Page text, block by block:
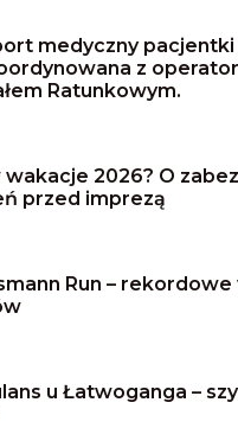
medyczny
z
Ratunkowym.
2026? O
przed imprezą
Run –
u Łatwoganga –